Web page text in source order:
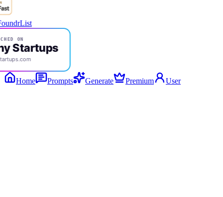
ON
Startups
Home Prompts Generate Premium User